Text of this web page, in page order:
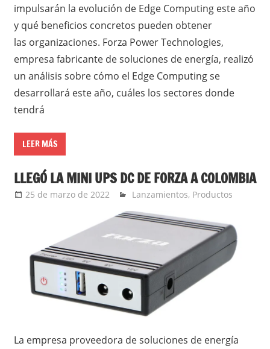
impulsarán la evolución de Edge Computing este año
y qué beneficios concretos pueden obtener
las organizaciones. Forza Power Technologies,
empresa fabricante de soluciones de energía, realizó
un análisis sobre cómo el Edge Computing se
desarrollará este año, cuáles los sectores donde
tendrá
LEER MÁS
LLEGÓ LA MINI UPS DC DE FORZA A COLOMBIA
25 de marzo de 2022 Ernesto Herrera
Lanzamientos, Productos
La empresa proveedora de soluciones de energía